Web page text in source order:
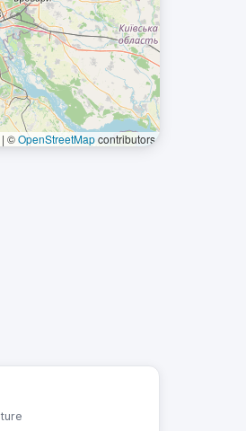
| ©OpenStreetMapcontributors